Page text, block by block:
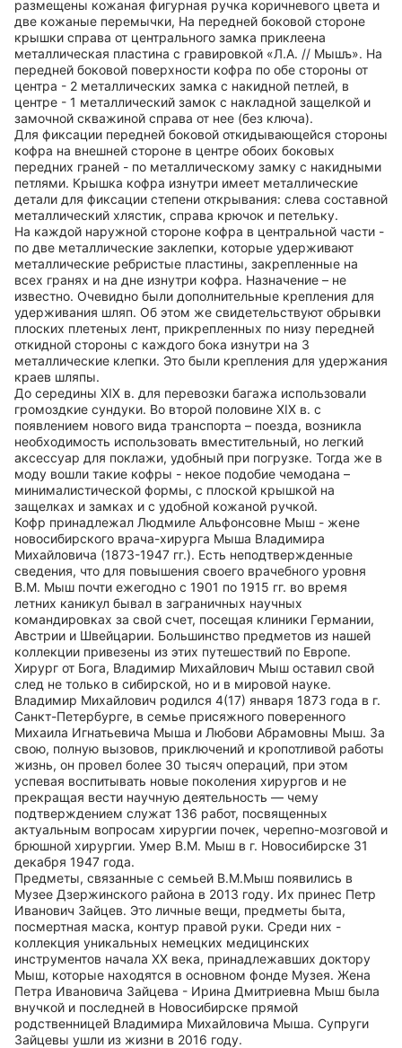
размещены кожаная фигурная ручка коричневого цвета и
две кожаные перемычки, На передней боковой стороне
крышки справа от центрального замка приклеена
металлическая пластина с гравировкой «Л.А. // Мышъ». На
передней боковой поверхности кофра по обе стороны от
центра - 2 металлических замка с накидной петлей, в
центре - 1 металлический замок с накладной защелкой и
замочной скважиной справа от нее (без ключа).
Для фиксации передней боковой откидывающейся стороны
кофра на внешней стороне в центре обоих боковых
передних граней - по металлическому замку с накидными
петлями. Крышка кофра изнутри имеет металлические
детали для фиксации степени открывания: слева составной
металлический хлястик, справа крючок и петельку.
На каждой наружной стороне кофра в центральной части -
по две металлические заклепки, которые удерживают
металлические ребристые пластины, закрепленные на
всех гранях и на дне изнутри кофра. Назначение – не
известно. Очевидно были дополнительные крепления для
удерживания шляп. Об этом же свидетельствуют обрывки
плоских плетеных лент, прикрепленных по низу передней
откидной стороны с каждого бока изнутри на 3
металлические клепки. Это были крепления для удержания
краев шляпы.
До середины XIX в. для перевозки багажа использовали
громоздкие сундуки. Во второй половине XIX в. с
появлением нового вида транспорта – поезда, возникла
необходимость использовать вместительный, но легкий
аксессуар для поклажи, удобный при погрузке. Тогда же в
моду вошли такие кофры - некое подобие чемодана –
минималистической формы, с плоской крышкой на
защелках и замках и с удобной кожаной ручкой.
Кофр принадлежал Людмиле Альфонсовне Мыш - жене
новосибирского врача-хирурга Мыша Владимира
Михайловича (1873-1947 гг.). Есть неподтвержденные
сведения, что для повышения своего врачебного уровня
В.М. Мыш почти ежегодно с 1901 по 1915 гг. во время
летних каникул бывал в заграничных научных
командировках за свой счет, посещая клиники Германии,
Австрии и Швейцарии. Большинство предметов из нашей
коллекции привезены из этих путешествий по Европе.
Хирург от Бога, Владимир Михайлович Мыш оставил свой
след не только в сибирской, но и в мировой науке.
Владимир Михайлович родился 4(17) января 1873 года в г.
Санкт-Петербурге, в семье присяжного поверенного
Михаила Игнатьевича Мыша и Любови Абрамовны Мыш. За
свою, полную вызовов, приключений и кропотливой работы
жизнь, он провел более 30 тысяч операций, при этом
успевая воспитывать новые поколения хирургов и не
прекращая вести научную деятельность — чему
подтверждением служат 136 работ, посвященных
актуальным вопросам хирургии почек, черепно-мозговой и
брюшной хирургии. Умер В.М. Мыш в г. Новосибирске 31
декабря 1947 года.
Предметы, связанные с семьей В.М.Мыш появились в
Музее Дзержинского района в 2013 году. Их принес Петр
Иванович Зайцев. Это личные вещи, предметы быта,
посмертная маска, контур правой руки. Среди них -
коллекция уникальных немецких медицинских
инструментов начала XX века, принадлежавших доктору
Мыш, которые находятся в основном фонде Музея. Жена
Петра Ивановича Зайцева - Ирина Дмитриевна Мыш была
внучкой и последней в Новосибирске прямой
родственницей Владимира Михайловича Мыша. Супруги
Зайцевы ушли из жизни в 2016 году.